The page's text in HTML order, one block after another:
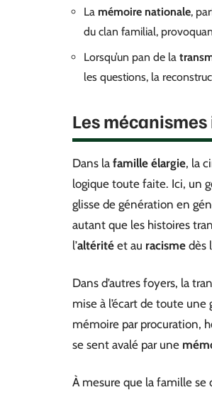
La mémoire nationale,
du clan familial,
Lorsqu’un pan de la
les questions, la
Les
Dans la famille élargie, la
logique toute faite. Ici, un
glisse de génération en
autant que les histoires
l’altérité et au racisme dès
Dans d’autres foyers, la
mise à l’écart de toute
mémoire par procuration,
se sent avalé par une
À mesure que la famille se